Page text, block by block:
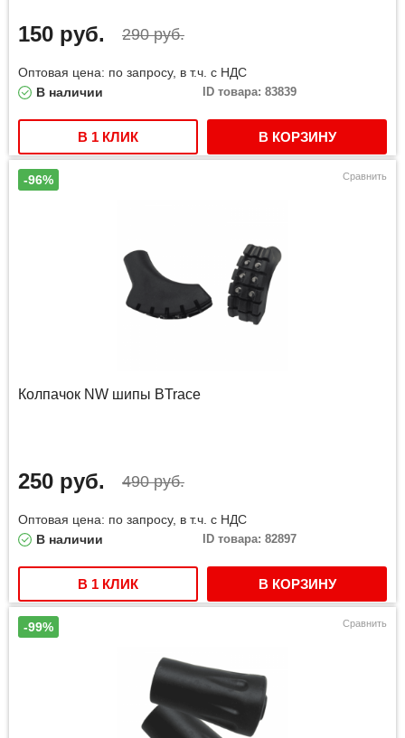
150 руб. 290 руб.
Оптовая цена: по запросу, в т.ч. с НДС
В наличии
ID товара: 83839
В 1 КЛИК В КОРЗИНУ
-96% Сравнить
Колпачок NW шипы BTrace
250 руб. 490 руб.
Оптовая цена: по запросу, в т.ч. с НДС
В наличии
ID товара: 82897
В 1 КЛИК В КОРЗИНУ
-99% Сравнить